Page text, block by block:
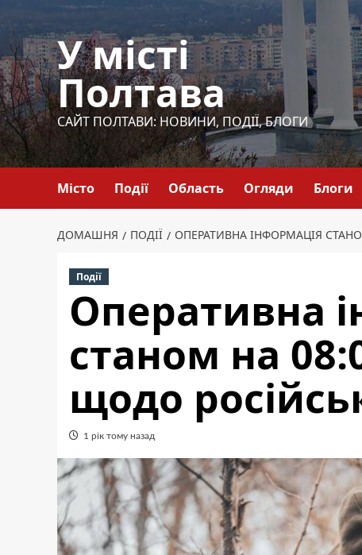
до
вмісту
У місті
Полтава
САЙТ ПОЛТАВИ: НОВИНИ, ПОДІЇ, БЛОГИ
Місто Події Область Огляди Блоги
ДОМАШНЯ ПОДІЇ ОПЕРАТИВНА ІНФОРМАЦІЯ
Події
Оперативна
станом на
щодо
1 рік тому назад